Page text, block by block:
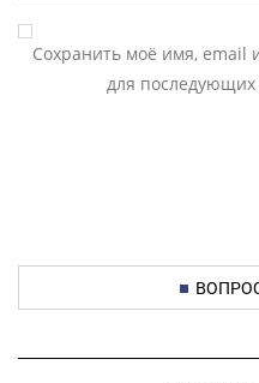
Сохранить моё имя, email
для